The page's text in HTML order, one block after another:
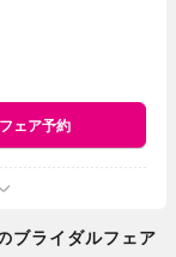
フェア予約
ライダルフェア